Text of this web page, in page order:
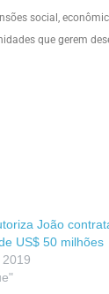
social,
que gerem
João
US$ 50 milhões